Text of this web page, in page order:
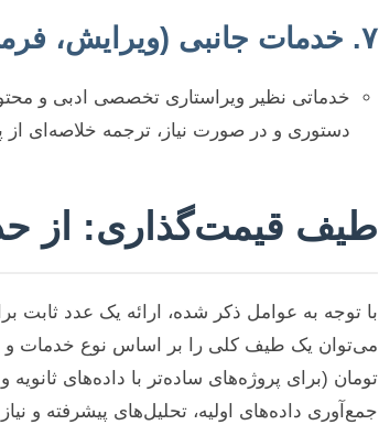
۷. خدمات جانبی (ویرایش، فرمت‌بندی، ترجمه)
خدماتی نظیر ویراستاری تخصصی ادبی و
دستوری و در صورت نیاز، ترجمه خلاصه‌ای از
طیف قیمت‌گذاری: از
با توجه به عوامل ذکر شده، ارائه یک عدد ثابت
می‌توان یک طیف کلی را بر اساس نوع خدمات و
تومان (برای پروژه‌های ساده‌تر با داده‌های ثانویه
جمع‌آوری داده‌های اولیه، تحلیل‌های پیشرفته و